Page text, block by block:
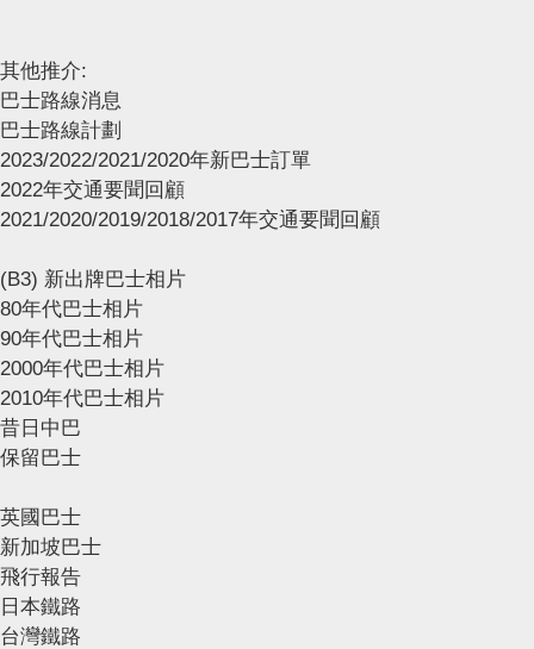
其他推介:
巴士路線消息
巴士路線計劃
2023/2022/2021/2020年新巴士訂單
2022年交通要聞回顧
2021/2020/2019/2018/2017年交通要聞回顧
(B3) 新出牌巴士相片
80年代巴士相片
90年代巴士相片
2000年代巴士相片
2010年代巴士相片
昔日中巴
保留巴士
英國巴士
新加坡巴士
飛行報告
日本鐵路
台灣鐵路